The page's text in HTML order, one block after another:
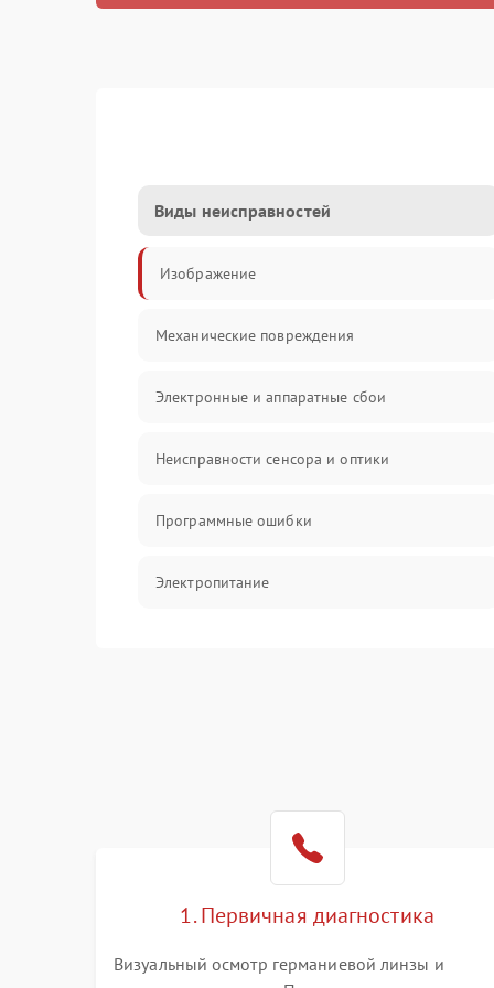
Виды неисправностей
Изображение
Механические повреждения
Электронные и аппаратные сбои
Неисправности сенсора и оптики
Программные ошибки
Электропитание
Температурные проблемы
Сбои коммуникаций и интерфейсов
1. Первичная диагностика
Визуальный осмотр германиевой линзы и